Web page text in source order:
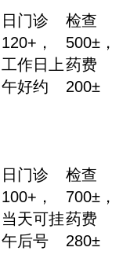
日门诊
120+，
工作日上
午好约
检查
500±，
药费
200±
日门诊
100+，
当天可挂
午后号
检查
700±，
药费
280±